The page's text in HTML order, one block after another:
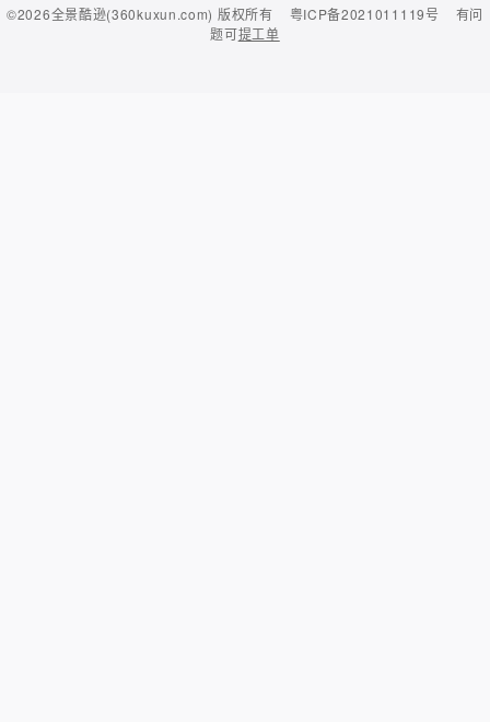
©2026全景酷逊(360kuxun.com) 版权所有 粤ICP备2021011119号
有问
题可提工单